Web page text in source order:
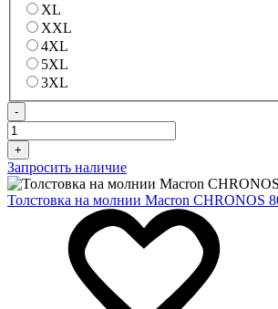
XL
XXL
4XL
5XL
3XL
-
+
Запросить наличие
Толстовка на молнии Macron CHRONOS